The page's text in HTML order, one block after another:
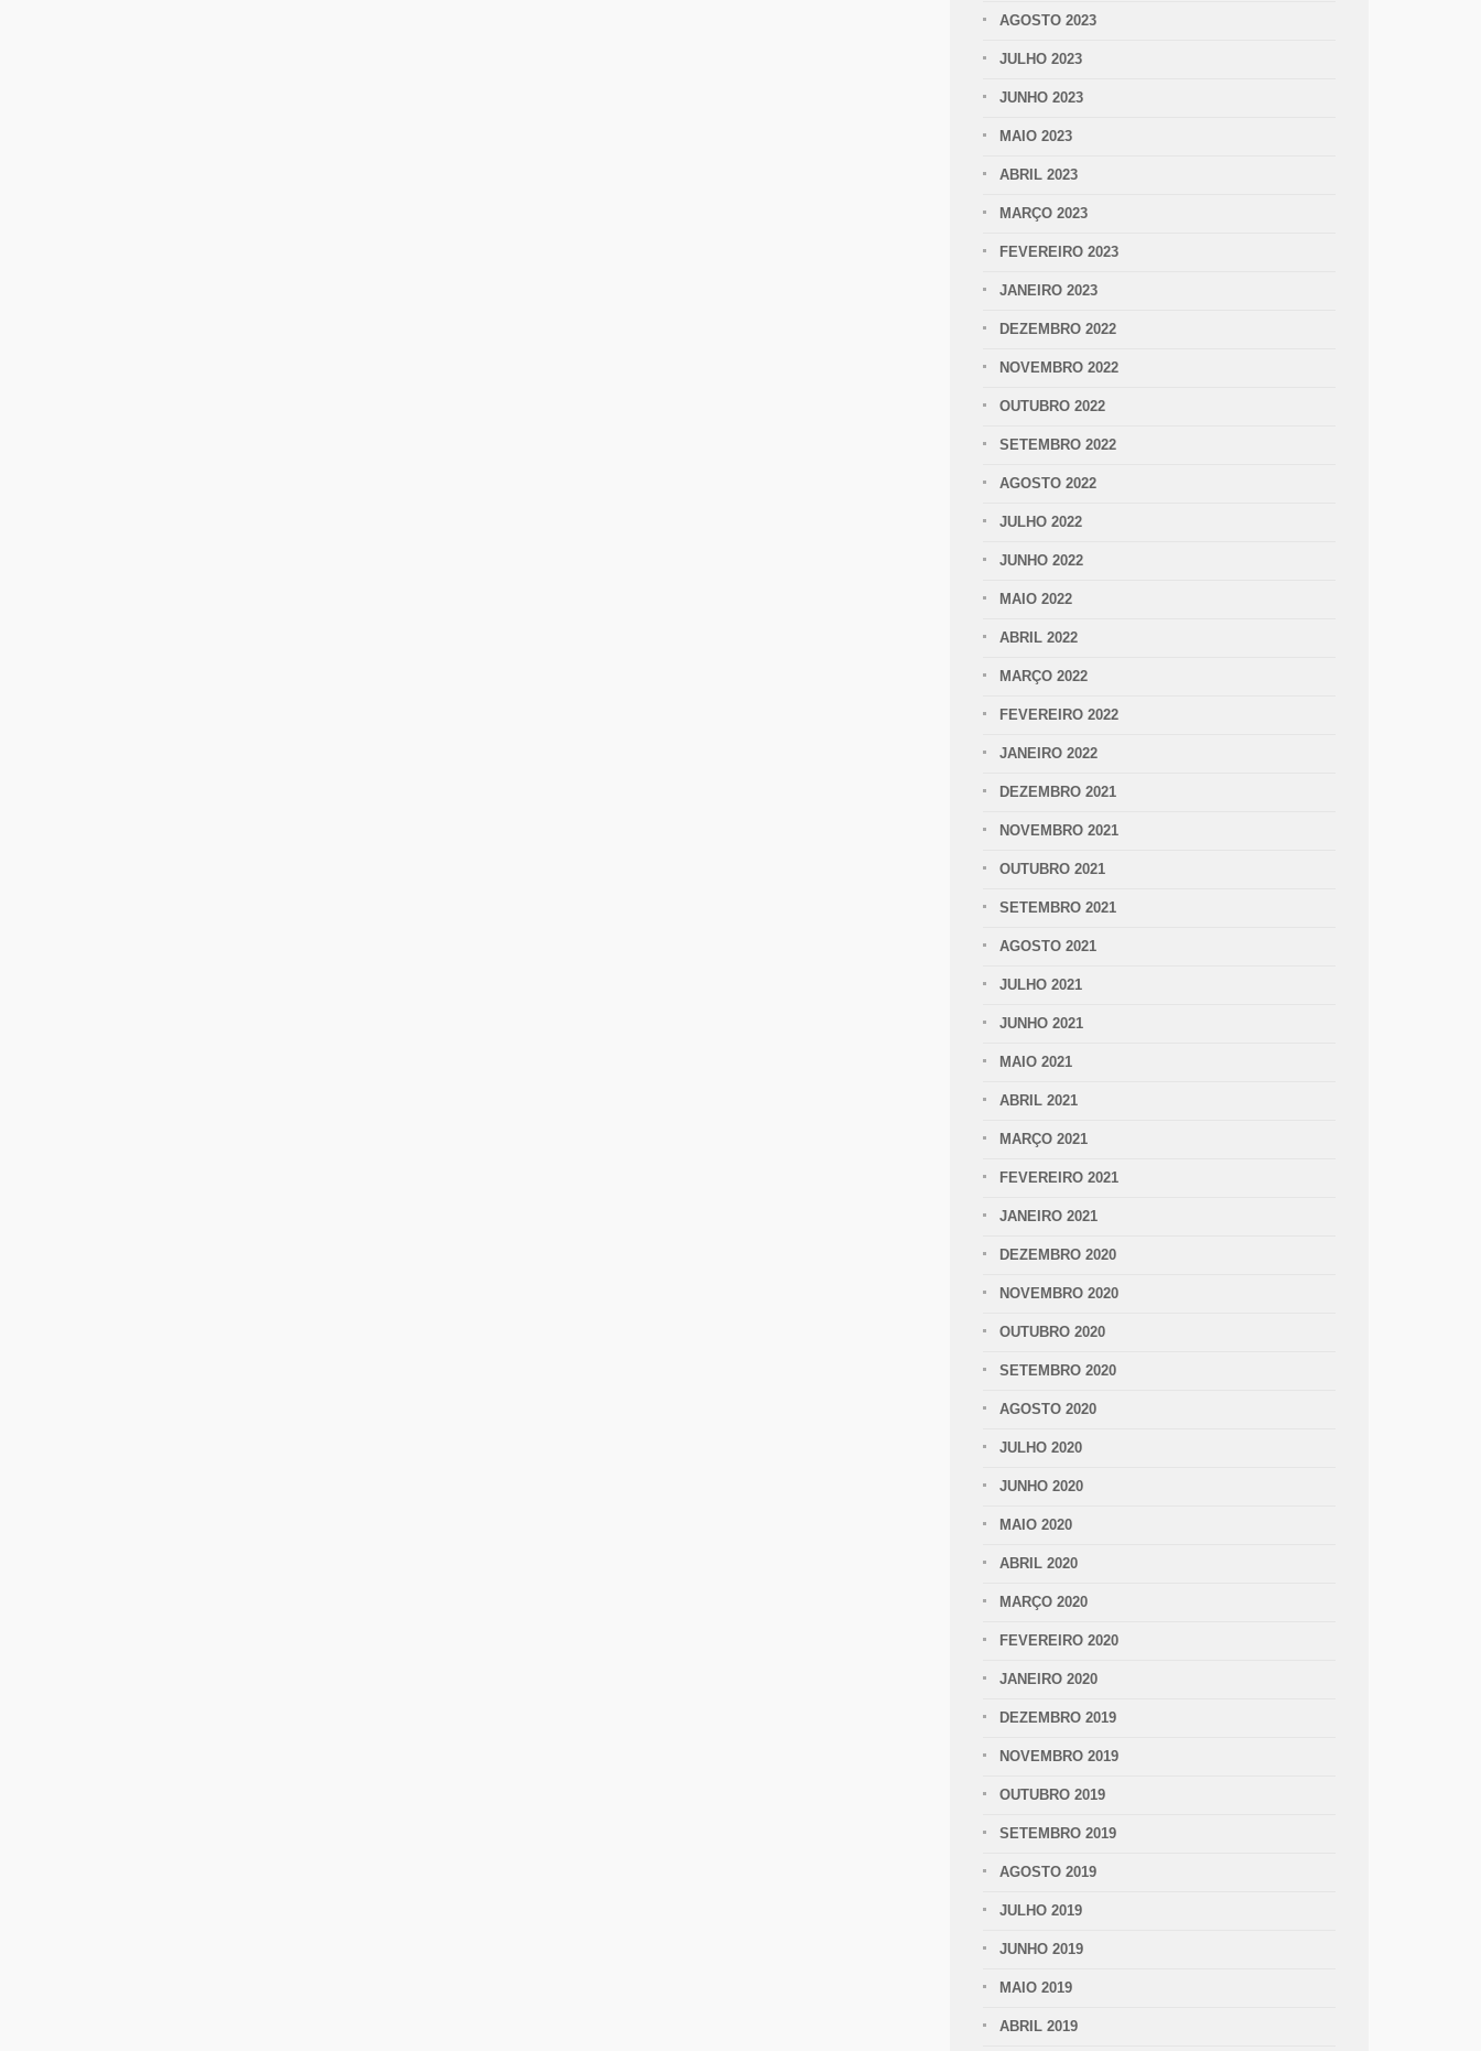
AGOSTO 2023
JULHO 2023
JUNHO 2023
MAIO 2023
ABRIL 2023
MARÇO 2023
FEVEREIRO 2023
JANEIRO 2023
DEZEMBRO 2022
NOVEMBRO 2022
OUTUBRO 2022
SETEMBRO 2022
AGOSTO 2022
JULHO 2022
JUNHO 2022
MAIO 2022
ABRIL 2022
MARÇO 2022
FEVEREIRO 2022
JANEIRO 2022
DEZEMBRO 2021
NOVEMBRO 2021
OUTUBRO 2021
SETEMBRO 2021
AGOSTO 2021
JULHO 2021
JUNHO 2021
MAIO 2021
ABRIL 2021
MARÇO 2021
FEVEREIRO 2021
JANEIRO 2021
DEZEMBRO 2020
NOVEMBRO 2020
OUTUBRO 2020
SETEMBRO 2020
AGOSTO 2020
JULHO 2020
JUNHO 2020
MAIO 2020
ABRIL 2020
MARÇO 2020
FEVEREIRO 2020
JANEIRO 2020
DEZEMBRO 2019
NOVEMBRO 2019
OUTUBRO 2019
SETEMBRO 2019
AGOSTO 2019
JULHO 2019
JUNHO 2019
MAIO 2019
ABRIL 2019